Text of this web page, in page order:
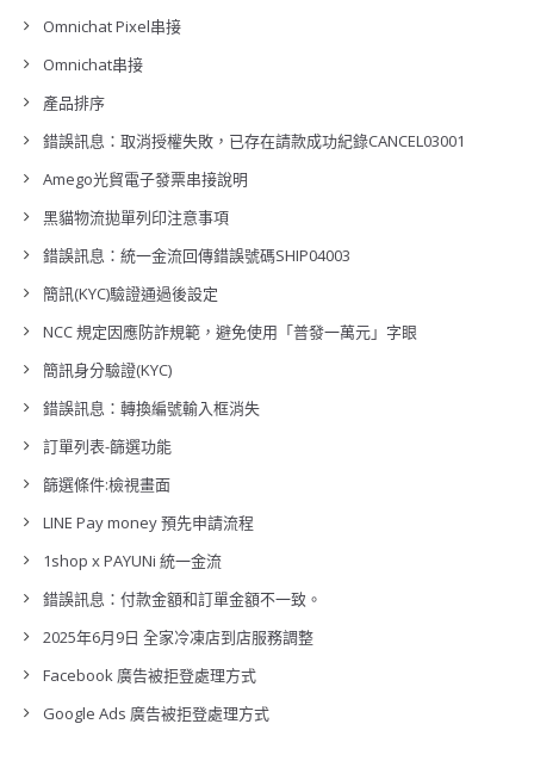
Omnichat Pixel串接
Omnichat串接
產品排序
錯誤訊息：取消授權失敗，已存在請款成功紀錄CANCEL03001
Amego光貿電子發票串接說明
黑貓物流拋單列印注意事項
錯誤訊息：統一金流回傳錯誤號碼SHIP04003
簡訊(KYC)驗證通過後設定
NCC 規定因應防詐規範，避免使用「普發一萬元」字眼
簡訊身分驗證(KYC)
錯誤訊息：轉換編號輸入框消失
訂單列表-篩選功能
篩選條件:檢視畫面
LINE Pay money 預先申請流程
1shop x PAYUNi 統一金流
錯誤訊息：付款金額和訂單金額不一致。
2025年6月9日 全家冷凍店到店服務調整
Facebook 廣告被拒登處理方式
Google Ads 廣告被拒登處理方式